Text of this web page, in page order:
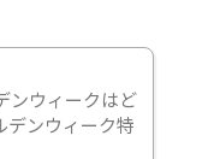
ンウィークはど
デンウィーク特